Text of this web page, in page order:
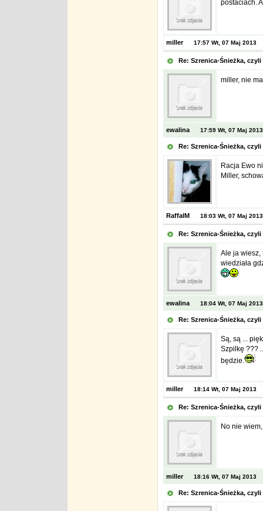
postaciach.
miller 17:57 Wt, 07 Maj 2013
Re: Szrenica-Śnieżka,
miller, nie
ewalina 17:59 Wt, 07 Maj 2013
Re: Szrenica-Śnieżka,
Racja Ewo
Miller,
RaffalM 18:03 Wt, 07 Maj 2013
Re: Szrenica-Śnieżka,
Ale ja wiesz,
wiedziała
ewalina 18:04 Wt, 07 Maj 2013
Re: Szrenica-Śnieżka,
Są, są ...
Szpilkę ???
będzie.
miller 18:14 Wt, 07 Maj 2013
Re: Szrenica-Śnieżka,
No nie
miller 18:16 Wt, 07 Maj 2013
Re: Szrenica-Śnieżka,